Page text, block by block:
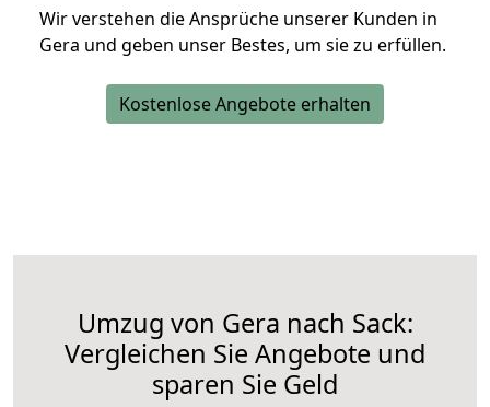
Wir verstehen die Ansprüche unserer Kunden in
Gera und geben unser Bestes, um sie zu erfüllen.
Kostenlose Angebote erhalten
Umzug von Gera nach Sack:
Vergleichen Sie Angebote und
sparen Sie Geld